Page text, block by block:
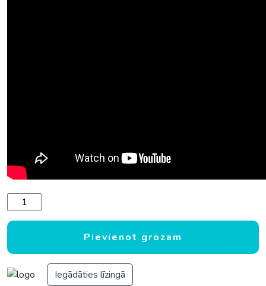
Aqua Marina Tomahawk AIR-C — 478 x 88 cm — augsta
Pievienot grozam
Iegādāties līzingā